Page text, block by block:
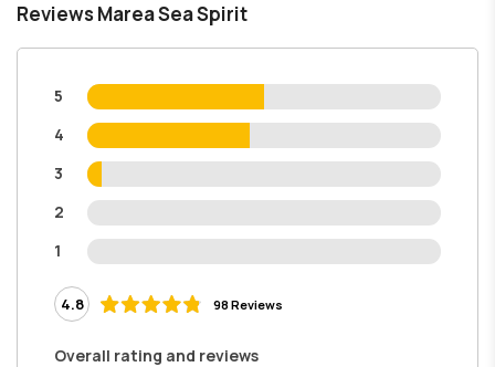
Reviews Marea Sea Spirit
5
4
3
2
1
4.8 98 Reviews
Overall rating and reviews